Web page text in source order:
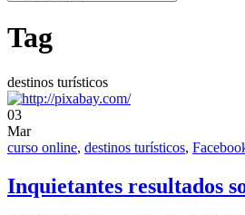
Tag
destinos turísticos
03
Mar
curso online, destinos turísticos,
Inquietantes resultados